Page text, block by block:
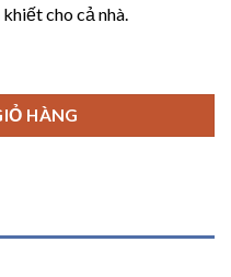
cho cả nhà.
HÀNG